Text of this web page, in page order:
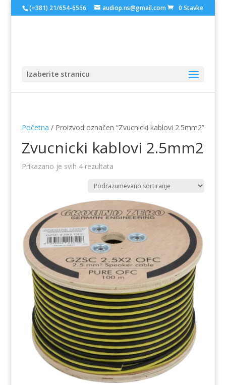
(+381) 21/654-6556 audiop.ns@gmail.com 0 Stavke
Izaberite stranicu
Početna / Proizvod označen “Zvucnicki kablovi 2.5mm2”
Zvucnicki kablovi 2.5mm2
Prikazano je svih 4 rezultata